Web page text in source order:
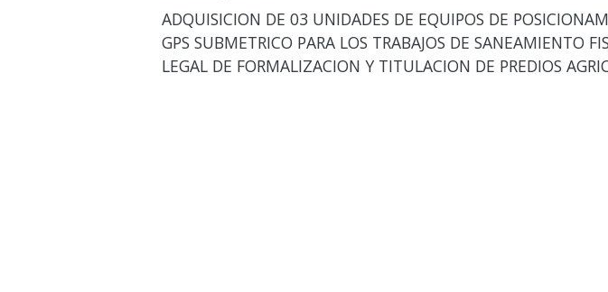
ADQUISICION DE 03 UNIDADES DE EQUIPOS DE
GPS SUBMETRICO PARA LOS TRABAJOS DE SANEAMIENTO
LEGAL DE FORMALIZACION Y TITULACION DE PREDIOS